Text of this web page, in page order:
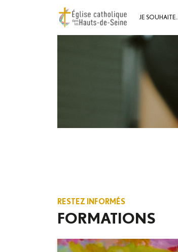
JE SOUHAITE...
RESTEZ INFORMÉS
FORMATIONS